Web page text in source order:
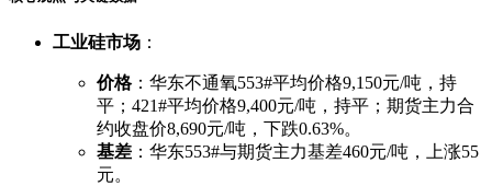
工业硅市场 ：
价格：华东不通氧553#平均价格9,150元/吨，持
平；421#平均价格9,400元/吨，持平；期货主力合
约收盘价8,690元/吨，下跌0.63%。
基差 ：华东553#与期货主力基差460元/吨，上涨55
元。